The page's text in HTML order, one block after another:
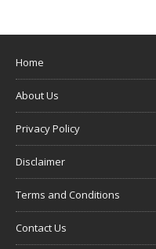
Home
About Us
Privacy Policy
Disclaimer
Terms and Conditions
Contact Us